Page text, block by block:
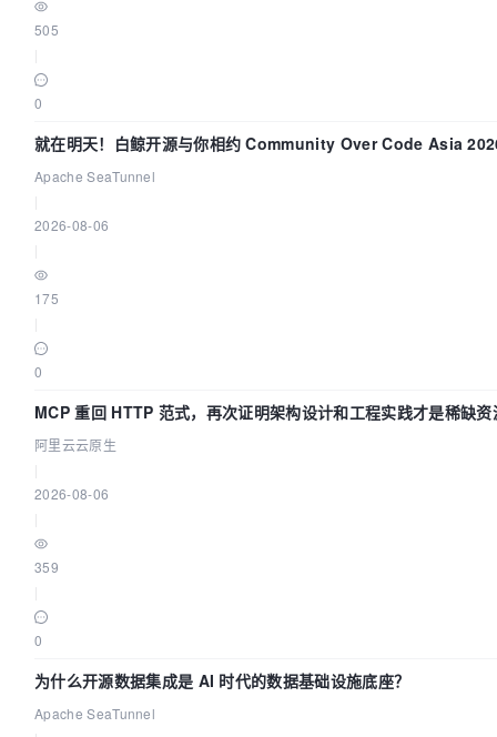
505
0
就在明天！白鲸开源与你相约 Community Over Code Asia
Apache SeaTunnel
2026-08-06
175
0
MCP 重回 HTTP 范式，再次证明架构设计和工程实践才是稀缺资
阿里云云原生
2026-08-06
359
0
为什么开源数据集成是 AI 时代的数据基础设施底座？
Apache SeaTunnel